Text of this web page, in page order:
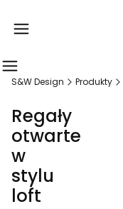
S&W Design Produkty
Regały
otwarte
w
stylu
loft